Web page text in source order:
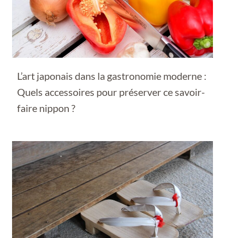
L’art japonais dans la gastronomie moderne :
Quels accessoires pour préserver ce savoir-
faire nippon ?